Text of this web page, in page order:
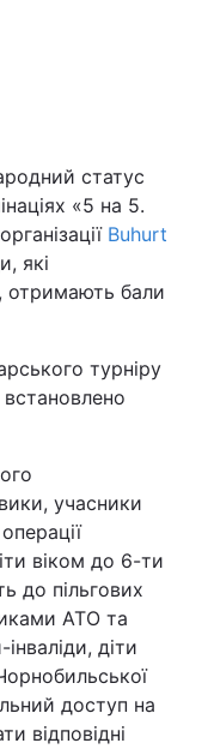
статус
«5 на 5.
Buhurt
які
отримають бали
турніру
учасники
віком до 6-ти
до пільгових
АТО та
діти
доступ на
відповідні